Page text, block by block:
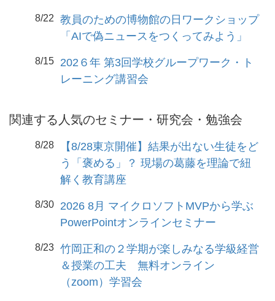
8/22
教員のための博物館の日ワークショップ
「AIで偽ニュースをつくってみよう」
8/15
202６年 第3回学校グループワーク・ト
レーニング講習会
関連する人気のセミナー・研究会・勉強会
8/28
【8/28東京開催】結果が出ない生徒をど
う「褒める」？ 現場の葛藤を理論で紐
解く教育講座
8/30
2026 8月 マイクロソフトMVPから学ぶ
PowerPointオンラインセミナー
8/23 竹岡正和の２学期が楽しみなる学級経営
＆授業の工夫 無料オンライン
（zoom）学習会